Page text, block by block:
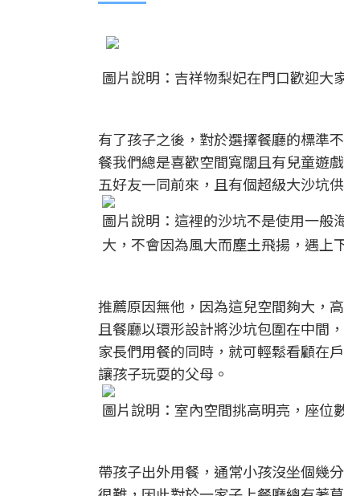
圖片說明：吉祥物梨妃在門口歡迎大
有了孩子之後，對於選擇餐廳的標準
餐我們總是喜歡空間寬闊且有兒童遊
五好友一同前來，且有個超級大沙坑
圖片說明：這裡的沙坑不是使用一般
大，不會因為風大而塵土飛揚，遇上
推薦原因無他，因為這兒空間夠大，
且餐廳以環形設計將沙坑包圍在中間
家長們用餐的同時，就可輕鬆看顧在
讓孩子玩耍的父母。
圖片說明：室內空間挑高明亮，座位
帶孩子出外用餐，通常小孩沒坐個幾